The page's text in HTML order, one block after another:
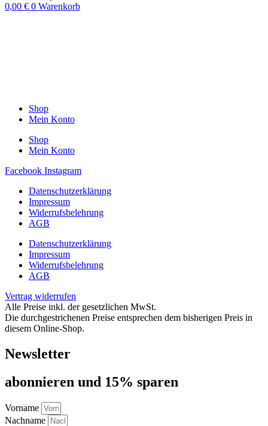
0,00 € 0 Warenkorb
Shop
Mein Konto
Shop
Mein Konto
Facebook Instagram
Datenschutzerklärung
Impressum
Widerrufsbelehrung
AGB
Datenschutzerklärung
Impressum
Widerrufsbelehrung
AGB
Vertrag widerrufen
Alle Preise inkl. der gesetzlichen MwSt.
Die durchgestrichenen Preise entsprechen dem bisherigen Preis in
diesem Online-Shop.
Newsletter
abon­nie­ren und 15% sparen
Vorname
Nachname